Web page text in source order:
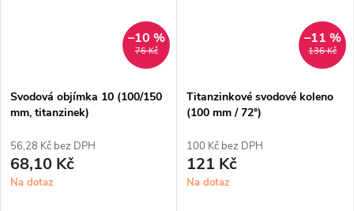
76 Kč
–10 %
Svodová objímka 10 (100/150
mm, titanzinek)
56,28 Kč bez DPH
68,10 Kč
Na dotaz
136 Kč
–11 %
Titanzinkové svodové koleno
(100 mm / 72°)
100 Kč bez DPH
121 Kč
Na dotaz